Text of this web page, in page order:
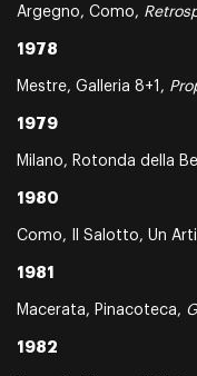
Argegno, Como,
1978
Mestre, Galleria 8+1,
1979
Milano, Rotonda della
1980
Como, Il Salotto, Un
1981
Macerata, Pinacoteca,
1982